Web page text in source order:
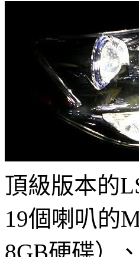
頂級版本的
19個喇叭的
8GB硬碟）